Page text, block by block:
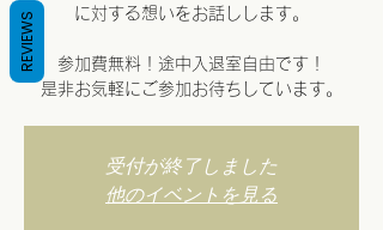
に対する想いをお話しします。
参加費無料！途中入退室自由です！
是非お気軽にご参加お待ちしています。
受付が終了しました
他のイベントを見る
REVIEWS